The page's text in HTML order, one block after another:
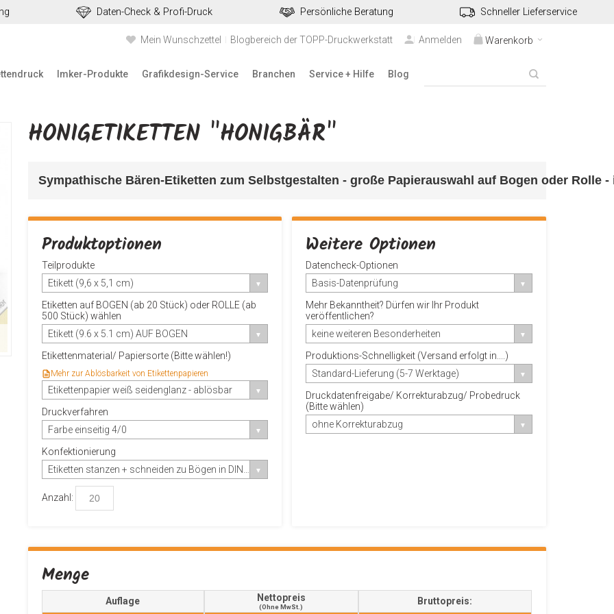
Daten-Check & Profi-Druck Persönliche Beratung Schneller Lieferservice
Warenkorb
Mein Wunschzettel Blogbereich der TOPP-Druckwerkstatt Anmelden
Imker-Produkte Grafikdesign-Service Branchen Service + Hilfe Blog
HONIGETIKETTEN "HONIGBÄR"
Sympathische Bären-Etiketten zum Selbstgestalten - große Papierauswahl auf Bogen oder Rolle -
Produktoptionen
Teilprodukte
Etikett (9,6 x 5,1 cm)
Etiketten auf BOGEN (ab 20 Stück) oder ROLLE (ab
500 Stück) wählen
Etikett (9.6 x 5.1 cm) AUF BOGEN
Etikettenmaterial/ Papiersorte (Bitte wählen!)
Mehr zur Ablösbarkeit von Etikettenpapieren
Etikettenpapier weiß seidenglanz - ablösbar
Druckverfahren
Farbe einseitig 4/0
Konfektionierung
Anzahl:
Weitere Optionen
Datencheck-Optionen
Basis-Datenprüfung
Mehr Bekanntheit? Dürfen wir Ihr Produkt
veröffentlichen?
keine weiteren Besonderheiten
Produktions-Schnelligkeit (Versand erfolgt in....)
Standard-Lieferung (5-7 Werktage)
Druckdatenfreigabe/ Korrekturabzug/ Probedruck
(Bitte wählen)
ohne Korrekturabzug
Menge
Auflage Nettopreis
(ohne MwSt.)
Bruttopreis: